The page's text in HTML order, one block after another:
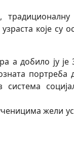
које су
а добило ју је
портреба
жели